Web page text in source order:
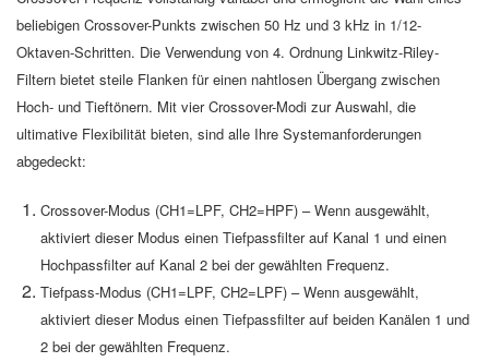
beliebigen Crossover-Punkts zwischen 50 Hz und 3 kHz in 1/12-
Oktaven-Schritten. Die Verwendung von 4. Ordnung Linkwitz-Riley-
Filtern bietet steile Flanken für einen nahtlosen Übergang zwischen
Hoch- und Tieftönern. Mit vier Crossover-Modi zur Auswahl, die
ultimative Flexibilität bieten, sind alle Ihre Systemanforderungen
abgedeckt:
Crossover-Modus (CH1=LPF, CH2=HPF) – Wenn ausgewählt,
aktiviert dieser Modus einen Tiefpassfilter auf Kanal 1 und einen
Hochpassfilter auf Kanal 2 bei der gewählten Frequenz.
Tiefpass-Modus (CH1=LPF, CH2=LPF) – Wenn ausgewählt,
aktiviert dieser Modus einen Tiefpassfilter auf beiden Kanälen 1 und
2 bei der gewählten Frequenz.